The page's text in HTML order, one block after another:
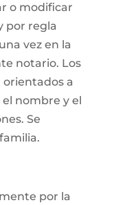
o modificar
por regla
vez en la
notario. Los
orientados a
nombre y el
Se
por la